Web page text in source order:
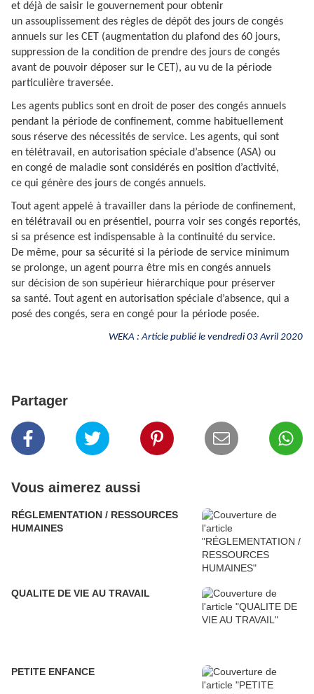
et déjà de saisir le gouvernement pour obtenir
un assouplissement des règles de dépôt des jours de congés
annuels sur les CET (augmentation du plafond des 60 jours,
suppression de la condition de prendre des jours de congés
avant de pouvoir déposer sur le CET), au vu de la période
particulière traversée.
Les agents publics sont en droit de poser des congés annuels
pendant la période de confinement, comme habituellement
sous réserve des nécessités de service. Les agents, qui sont
en télétravail, en autorisation spéciale d’absence (ASA) ou
en congé de maladie sont considérés en position d’activité,
ce qui génère des jours de congés annuels.
Tout agent appelé à travailler dans la période de confinement,
en télétravail ou en présentiel, pourra voir ses congés reportés,
si sa présence est indispensable à la continuité du service.
De même, pour sa sécurité si la période de service minimum
se prolonge, un agent pourra être mis en congés annuels
sur décision de son supérieur hiérarchique pour préserver
sa santé. Tout agent en autorisation spéciale d’absence, qui a
posé des congés, sera en congé pour la période posée.
WEKA : Article publié le vendredi 03 Avril 2020
Partager
Vous aimerez aussi
RÉGLEMENTATION / RESSOURCES
HUMAINES
QUALITE DE VIE AU TRAVAIL
PETITE ENFANCE